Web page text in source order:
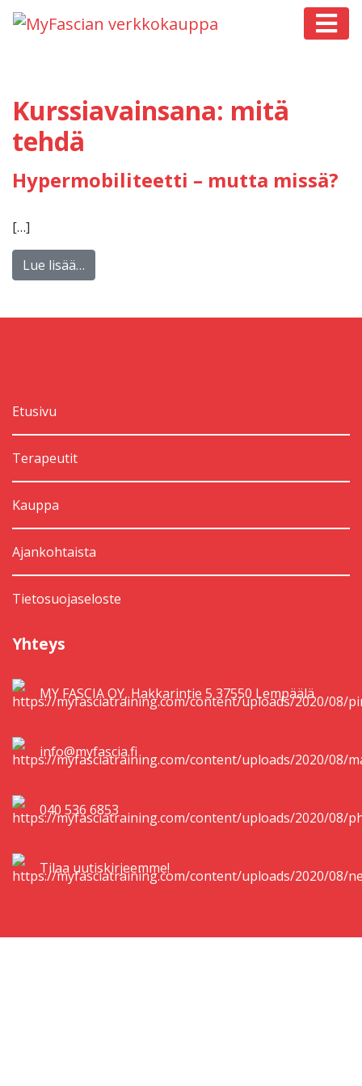
Päävalikko
Kurssiavainsana: mitä
tehdä
Hypermobiliteetti – mutta missä?
[…]
Lue lisää…
Etusivu
Terapeutit
Kauppa
Ajankohtaista
Tietosuojaseloste
Yhteys
MY FASCIA OY, Hakkarintie 5 37550 Lempäälä
info@myfascia.fi
040 536 6853
Tilaa uutiskirjeemme!